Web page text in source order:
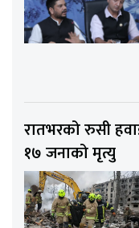
रातभरको रुसी
१७ जनाको मृत्यु